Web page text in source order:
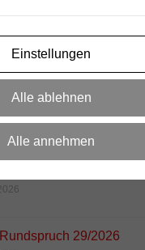
für APRS Digi
29/2026
Einstellungen
Alle ablehnen
Alle annehmen